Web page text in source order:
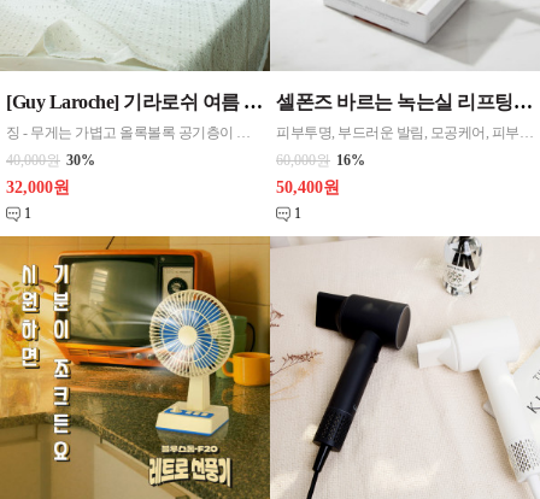
[Guy Laroche] 기라로쉬 여름 홑이불 (160*200) 싱글 / 디자인 크림, 테라피 큐브
징 - 무게는 가볍고 올록볼록 공기층이 형성되어 바람이 잘 통하여 시원합니다. 한여름 또는 간절기 시즌용 계절에 애용 가능합니다. - 겉감은 엠보싱 처리하여 세탁후에도 건조가 빠르며,가볍고 실용적이라 남녀노소 부담없이 사용할수 있는 제품입니다. - 특히, 겉감의 엠보처리는 기존의 나염방식이 아닌 실을 삽입하는 방식으로 짜여
40,000원 30%
32,000원
1
셀폰즈 바르는 녹는실 리프팅 앰플 2병 고래 펩타이드 FGF2 탄력 세럼 마스크 2주
피부투명, 부드러운 발림, 모공케어, 피부탄력 페이스용, 팔자주름 원터치형 3.3ml(g) 촉촉함(수분공급), 흡수력 ,모든피부용, 복합, 지성
60,000원 16%
50,400원
1